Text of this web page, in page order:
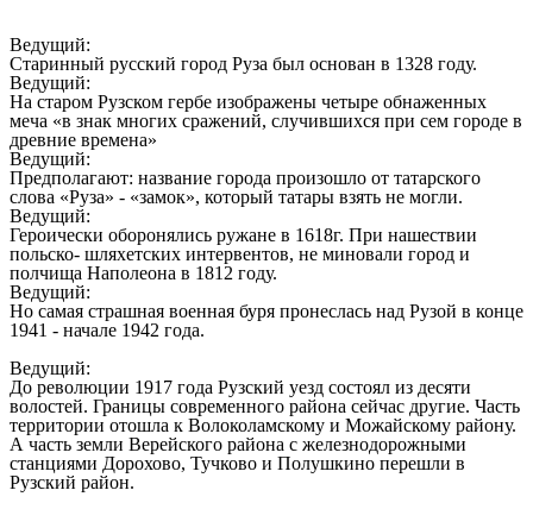
Ведущий:
Старинный русский город Руза был основан в 1328 году.
Ведущий:
На старом Рузском гербе изображены четыре обнаженных
меча «в знак многих сражений, случившихся при сем городе в
древние времена»
Ведущий:
Предполагают: название города произошло от татарского
слова «Руза» - «замок», который татары взять не могли.
Ведущий:
Героически оборонялись ружане в 1618г. При нашествии
польско- шляхетских интервентов, не миновали город и
полчища Наполеона в 1812 году.
Ведущий:
Но самая страшная военная буря пронеслась над Рузой в конце
1941 - начале 1942 года.
Ведущий:
До революции 1917 года Рузский уезд состоял из десяти
волостей. Границы современного района сейчас другие. Часть
территории отошла к Волоколамскому и Можайскому району.
А часть земли Верейского района с железнодорожными
станциями Дорохово, Тучково и Полушкино перешли в
Рузский район.